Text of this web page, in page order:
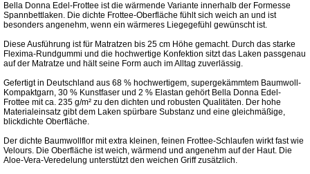
Bella Donna Edel-Frottee ist die wärmende Variante innerhalb der Formesse
Spannbettlaken. Die dichte Frottee-Oberfläche fühlt sich weich an und ist
besonders angenehm, wenn ein wärmeres Liegegefühl gewünscht ist.
Diese Ausführung ist für Matratzen bis 25 cm Höhe gemacht. Durch das starke
Flexima-Rundgummi und die hochwertige Konfektion sitzt das Laken passgenau
auf der Matratze und hält seine Form auch im Alltag zuverlässig.
Gefertigt in Deutschland aus 68 % hochwertigem, supergekämmtem Baumwoll-
Kompaktgarn, 30 % Kunstfaser und 2 % Elastan gehört Bella Donna Edel-
Frottee mit ca. 235 g/m² zu den dichten und robusten Qualitäten. Der hohe
Materialeinsatz gibt dem Laken spürbare Substanz und eine gleichmäßige,
blickdichte Oberfläche.
Der dichte Baumwollflor mit extra kleinen, feinen Frottee-Schlaufen wirkt fast wie
Velours. Die Oberfläche ist weich, wärmend und angenehm auf der Haut. Die
Aloe-Vera-Veredelung unterstützt den weichen Griff zusätzlich.